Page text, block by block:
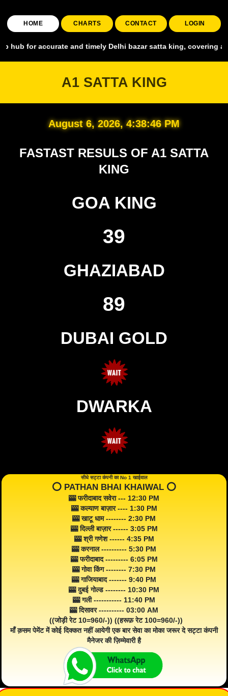
HOME CHARTS CONTACT LOGIN
and timely Delhi bazar satta king, covering all major
A1 SATTA KING
August 6, 2026, 4:38:47 PM
FASTAST RESULS OF A1 SATTA
KING
GOA KING
39
GHAZIABAD
89
DUBAI GOLD
DWARKA
सीधे सट्टा कंपनी का No 1 खाईवाल
⭕️ PATHAN BHAI KHAIWAL ⭕️
🎰 फरीदाबाद सवेरा --- 12:30 PM
🎰 कल्याण बाज़ार ---- 1:30 PM
🎰 खाटू धाम -------- 2:30 PM
🎰 दिल्ली बाज़ार ------ 3:05 PM
🎰 श्री गणेश ------ 4:35 PM
🎰 करनाल ---------- 5:30 PM
🎰 फरीदाबाद --------- 6:05 PM
🎰 गोवा किंग -------- 7:30 PM
🎰 गाजियाबाद ------- 9:40 PM
🎰 दुबई गोल्ड -------- 10:30 PM
🎰 गली ----------- 11:40 PM
🎰 दिसावर ---------- 03:00 AM
((जोड़ी रेट 10=960/-)) ((हरूफ़ रेट 100=960/-))
माँ क़सम पेमेंट में कोई दिक्कत नहीं आयेगी एक बार सेवा का मोका जरूर दे सट्टा कंपनी
मैनेजर की ज़िम्मेवारी है